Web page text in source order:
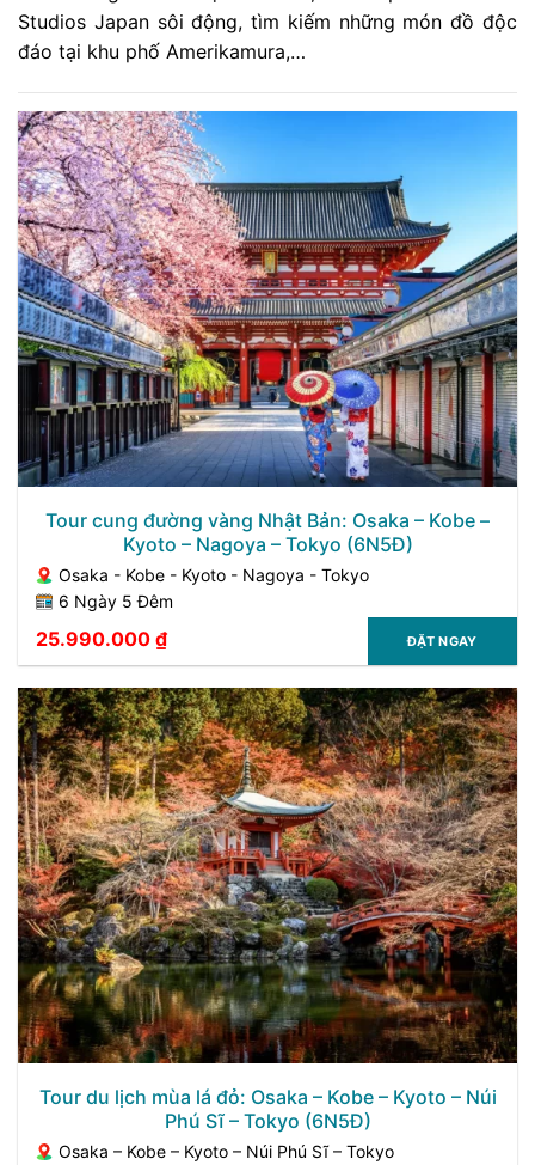
Studios Japan sôi động, tìm kiếm những món đồ độc
đáo tại khu phố Amerikamura,…
Tour cung đường vàng Nhật Bản: Osaka – Kobe –
Kyoto – Nagoya – Tokyo (6N5Đ)
Osaka - Kobe - Kyoto - Nagoya - Tokyo
6 Ngày 5 Đêm
25.990.000 ₫ ĐẶT NGAY
Tour du lịch mùa lá đỏ: Osaka – Kobe – Kyoto – Núi
Phú Sĩ – Tokyo (6N5Đ)
Osaka – Kobe – Kyoto – Núi Phú Sĩ – Tokyo